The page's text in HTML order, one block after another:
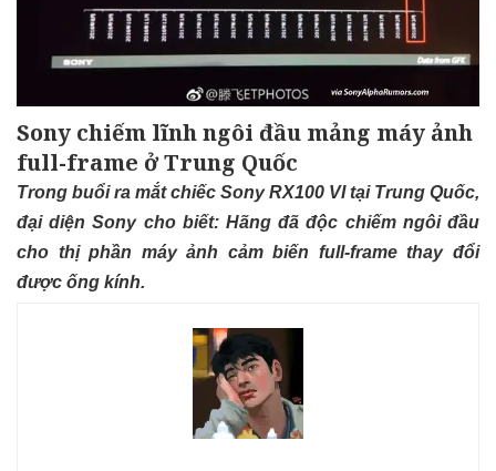
Sony chiếm lĩnh ngôi đầu mảng máy ảnh
full-frame ở Trung Quốc
Trong buổi ra mắt chiếc Sony RX100 VI tại Trung Quốc,
đại diện Sony cho biết: Hãng đã độc chiếm ngôi đầu
cho thị phần máy ảnh cảm biến full-frame thay đổi
được ống kính.